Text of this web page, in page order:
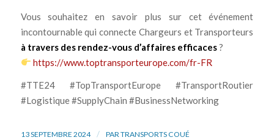
Vous souhaitez en savoir plus sur cet événement
incontournable qui connecte Chargeurs et Transporteurs
à travers des rendez-vous d’affaires efficaces?
https://www.toptransporteurope.com/fr-FR
#TTE24 #TopTransportEurope #TransportRoutier
#Logistique #SupplyChain #BusinessNetworking
13 SEPTEMBRE 2024 / PARTRANSPORTS COUÉ